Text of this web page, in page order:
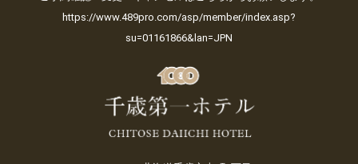
https://www.489pro.com/asp/member/index.asp?
su=01161866&lan=JPN